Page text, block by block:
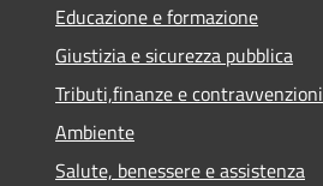
Educazione e formazione
Giustizia e sicurezza pubblica
Tributi,finanze e contravvenzioni
Ambiente
Salute, benessere e assistenza